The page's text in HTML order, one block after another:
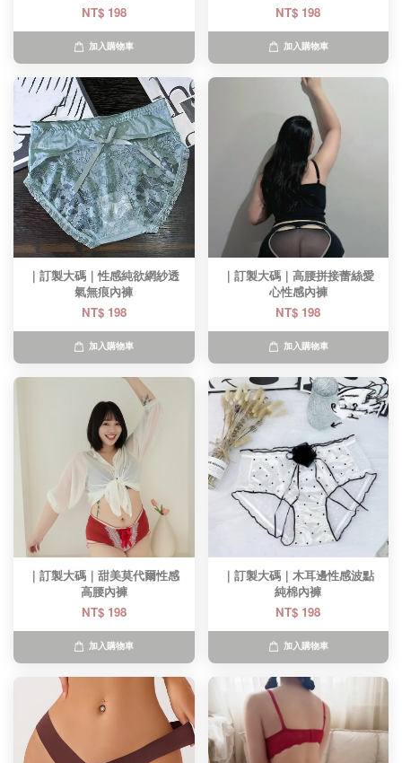
NT$ 198
加入購物車
NT$ 198
加入購物車
｜訂製大碼｜性感純欲網紗透
氣無痕內褲
NT$ 198
加入購物車
｜訂製大碼｜高腰拼接蕾絲愛
心性感內褲
NT$ 198
加入購物車
｜訂製大碼｜甜美莫代爾性感
高腰內褲
NT$ 198
加入購物車
｜訂製大碼｜木耳邊性感波點
純棉內褲
NT$ 198
加入購物車